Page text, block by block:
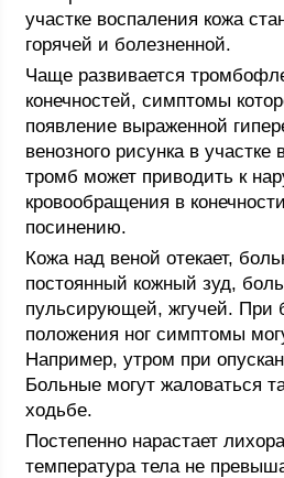
участке воспаления кожа
горячей и болезненной.
Чаще развивается
конечностей, симптомы
появление выраженной
венозного рисунка в
тромб может приводить к
кровообращения в
посинению.
Кожа над веной отекает,
постоянный кожный зуд,
пульсирующей, жгучей. При
положения ног симптомы
Например, утром при
Больные могут жаловаться
ходьбе.
Постепенно нарастает
температура тела не